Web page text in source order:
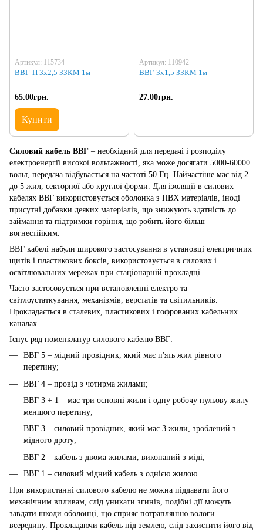
Артикул: 115734
ВВГ-П 3х2,5 ЗЗКМ 1м
65.00грн.
Купити
Артикул: 110942
ВВГ 3х1,5 ЗЗКМ 1м
27.00грн.
Силовий кабель ВВГ – необхідний для передачі і розподілу
електроенергії високої вольтажності, яка може досягати 5000-60000
вольт, передача відбувається на частоті 50 Гц. Найчастіше має від 2
до 5 жил, секторної або круглої форми. Для ізоляції в силових
кабелях ВВГ використовується оболонка з ПВХ матеріалів, іноді
присутні добавки деяких матеріалів, що знижують здатність до
займання та підтримки горіння, що робить його більш
вогнестійким.
ВВГ кабелі набули широкого застосування в установці електричних
щитів і пластикових боксів, використовується в силових і
освітлювальних мережах при стаціонарній прокладці.
Часто застосовується при встановленні електро та
світлоустаткування, механізмів, верстатів та світильників.
Прокладається в сталевих, пластикових і гофрованих кабельних
каналах.
Існує ряд номенклатур силового кабелю ВВГ:
ВВГ 5 – мідний провідник, який має п'ять жил рівного
перетину;
ВВГ 4 – провід з чотирма жилами;
ВВГ 3 + 1 – має три основні жили і одну робочу нульову жилу
меншого перетину;
ВВГ 3 – силовий провідник, який має 3 жили, зроблений з
мідного дроту;
ВВГ 2 – кабель з двома жилами, виконаний з міді;
ВВГ 1 – силовий мідний кабель з однією жилою.
При використанні силового кабелю не можна піддавати його
механічним впливам, слід уникати згинів, подібні дії можуть
завдати шкоди оболонці, що сприяє потраплянню вологи
всередину. Прокладаючи кабель під землею, слід захистити його від